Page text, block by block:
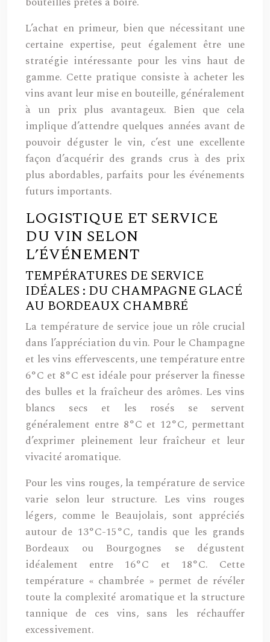
L’achat en primeur, bien que nécessitant une
certaine expertise, peut également être une
stratégie intéressante pour les vins haut de
gamme. Cette pratique consiste à acheter les
vins avant leur mise en bouteille, généralement
à un prix plus avantageux. Bien que cela
implique d’attendre quelques années avant de
pouvoir déguster le vin, c’est une excellente
façon d’acquérir des grands crus à des prix
plus abordables, parfaits pour les événements
futurs importants.
LOGISTIQUE ET SERVICE
DU VIN SELON
L’ÉVÉNEMENT
TEMPÉRATURES DE SERVICE
IDÉALES : DU CHAMPAGNE GLACÉ
AU BORDEAUX CHAMBRÉ
La température de service joue un rôle crucial
dans l’appréciation du vin. Pour le Champagne
et les vins effervescents, une température entre
6°C et 8°C est idéale pour préserver la finesse
des bulles et la fraîcheur des arômes. Les vins
blancs secs et les rosés se servent
généralement entre 8°C et 12°C, permettant
d’exprimer pleinement leur fraîcheur et leur
vivacité aromatique.
Pour les vins rouges, la température de service
varie selon leur structure. Les vins rouges
légers, comme le Beaujolais, sont appréciés
autour de 13°C-15°C, tandis que les grands
Bordeaux ou Bourgognes se dégustent
idéalement entre 16°C et 18°C. Cette
température « chambrée » permet de révéler
toute la complexité aromatique et la structure
tannique de ces vins, sans les réchauffer
excessivement.